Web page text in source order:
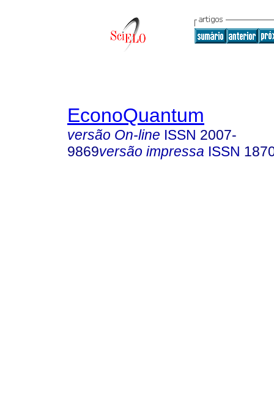
EconoQuantum
versão On-line ISSN 2007-
9869versão impressa ISSN